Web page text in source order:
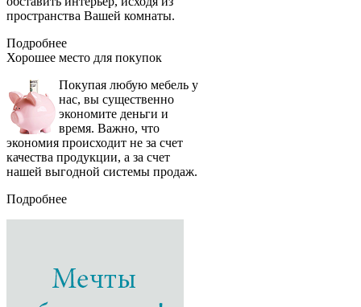
пространства Вашей комнаты.
Подробнее
Хорошее место для покупок
Покупая любую мебель у
нас, вы существенно
экономите деньги и
время. Важно, что
экономия происходит не за счет
качества продукции, а за счет
нашей выгодной системы продаж.
Подробнее